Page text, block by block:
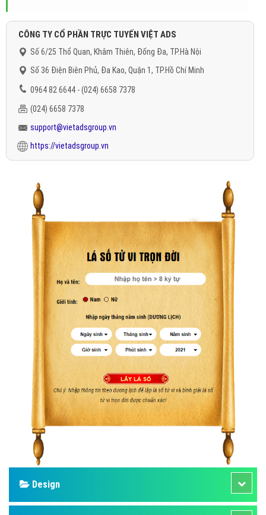
CÔNG TY CỔ PHẦN TRỰC TUYẾN VIỆT ADS
Số 6/25 Thổ Quan, Khâm Thiên, Đống Đa, TP.Hà Nội
Số 36 Điện Biên Phủ, Đa Kao, Quận 1, TP.Hồ Chí Minh
0964 82 6644 - (024) 6658 7378
(024) 6658 7378
support@vietadsgroup.vn
https://vietadsgroup.vn
Design